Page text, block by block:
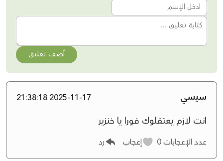
أضف تعليق
سيسي 2025-11-17 21:38:18
انت لازم يعتقلوك فورا يا خنزير
عدد الإعجابات إعجاب رد